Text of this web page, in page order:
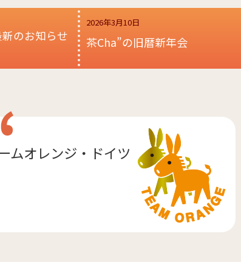
新のお知らせ
2026年3月10日
茶Cha”の旧暦新年会
ムオレンジ・ ドイツ